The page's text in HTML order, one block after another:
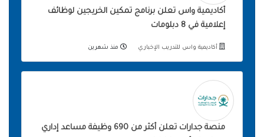
أكاديمية واس تعلن برنامج تمكين الخريجين لوظائف
إعلامية في 8 دبلومات
أكاديمية واس للتدريب الإخباري منذ شهرين
منصة جدارات تعلن أكثر من 690 وظيفة مساعد إداري